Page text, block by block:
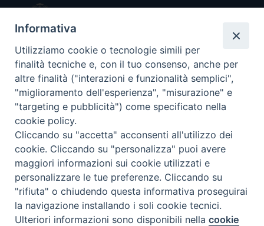
IL VESCOVO MONS. ORAZIO FRANCESCO
PIAZZA
VIDEOGALLERY
ORARI S. MESSE
MODULISTICA
PODCAST
© 2026 Diocesi di Viterbo.Preferenze Cookie
Informativa
Utilizziamo cookie o tecnologie simili per
finalità tecniche e, con il tuo consenso, anche per
altre finalità ("interazioni e funzionalità semplici",
"miglioramento dell'esperienza", "misurazione" e
"targeting e pubblicità") come specificato nella
cookie policy.
Cliccando su "accetta" acconsenti all'utilizzo dei
cookie. Cliccando su "personalizza" puoi avere
maggiori informazioni sui cookie utilizzati e
personalizzare le tue preferenze. Cliccando su
"rifiuta" o chiudendo questa informativa proseguirai
la navigazione installando i soli cookie tecnici.
Ulteriori informazioni sono disponibili nellacookie